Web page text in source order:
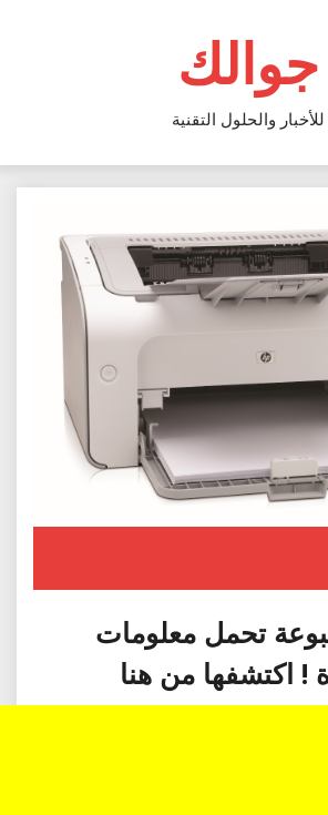
جوالك
للأخبار والحلول التقنية
تحمل معلومات
اكتشفها من هنا